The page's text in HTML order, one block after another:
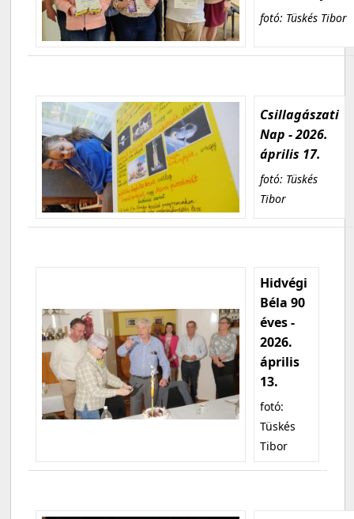
fotó: Tüskés Tibor
Csillagászati
Nap - 2026.
április 17.
fotó: Tüskés
Tibor
Hidvégi
Béla 90
éves -
2026.
április
13.
fotó:
Tüskés
Tibor